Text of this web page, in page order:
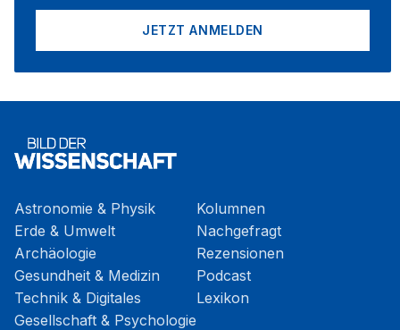
JETZT ANMELDEN
Astronomie & Physik
Erde & Umwelt
Archäologie
Gesundheit & Medizin
Technik & Digitales
Gesellschaft & Psychologie
Kolumnen
Nachgefragt
Rezensionen
Podcast
Lexikon